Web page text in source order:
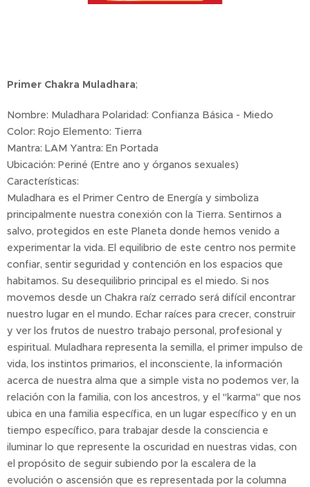
Primer Chakra Muladhara;
Nombre: Muladhara Polaridad: Confianza Básica - Miedo
Color: Rojo Elemento: Tierra
Mantra: LAM Yantra: En Portada
Ubicación: Periné (Entre ano y órganos sexuales)
Características:
Muladhara es el Primer Centro de Energía y simboliza
principalmente nuestra conexión con la Tierra. Sentirnos a
salvo, protegidos en este Planeta donde hemos venido a
experimentar la vida. El equilibrio de este centro nos permite
confiar, sentir seguridad y contención en los espacios que
habitamos. Su desequilibrio principal es el miedo. Si nos
movemos desde un Chakra raíz cerrado será difícil encontrar
nuestro lugar en el mundo. Echar raíces para crecer, construir
y ver los frutos de nuestro trabajo personal, profesional y
espiritual. Muladhara representa la semilla, el primer impulso de
vida, los instintos primarios, el inconsciente, la información
acerca de nuestra alma que a simple vista no podemos ver, la
relación con la familia, con los ancestros, y el "karma" que nos
ubica en una familia específica, en un lugar específico y en un
tiempo específico, para trabajar desde la consciencia e
iluminar lo que represente la oscuridad en nuestras vidas, con
el propósito de seguir subiendo por la escalera de la
evolución o ascensión que es representada por la columna